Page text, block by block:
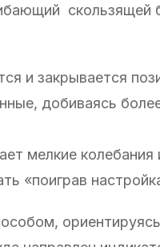
скользящей
и закрывается
добиваясь
мелкие
«поиграв